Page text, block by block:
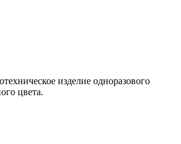
изделие одноразового
цвета.